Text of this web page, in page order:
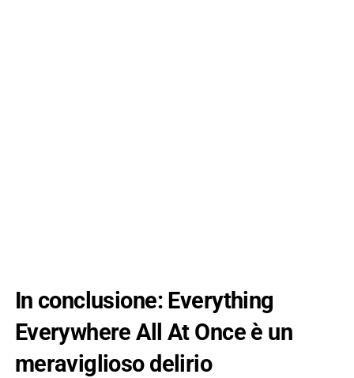
In conclusione: Everything
Everywhere All At Once è un
meraviglioso delirio